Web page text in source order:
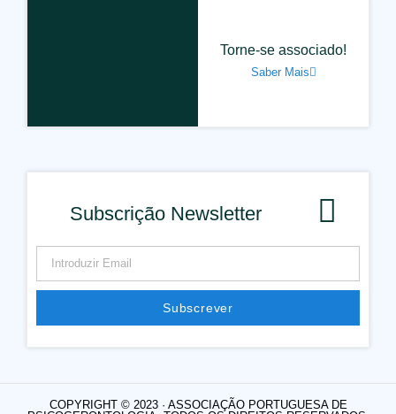
Torne-se associado!
Saber Mais
Subscrição Newsletter
Subscrever
COPYRIGHT © 2023 · ASSOCIAÇÃO PORTUGUESA DE